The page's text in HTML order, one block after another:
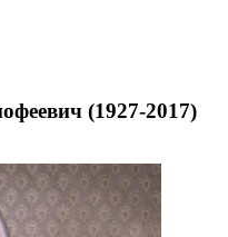
(1927-2017)